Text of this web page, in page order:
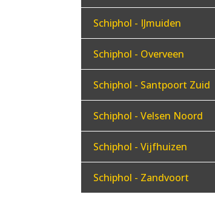
Schiphol - IJmuiden
Schiphol - Overveen
Schiphol - Santpoort Zuid
Schiphol - Velsen Noord
Schiphol - Vijfhuizen
Schiphol - Zandvoort